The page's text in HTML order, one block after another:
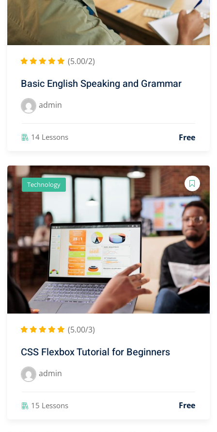
(5.00/2)
Basic English Speaking and Grammar
admin
14 Lessons Free
Technology
(5.00/3)
CSS Flexbox Tutorial for Beginners
admin
15 Lessons Free